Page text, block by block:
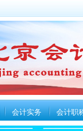
会计实务 会计职